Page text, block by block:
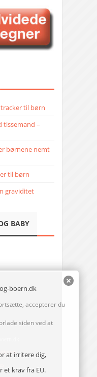
tracker til børn
tissemand –
børnene nemt
til børn
graviditet
BABY
boern.dk
accepterer du
siden ved at
at irritere dig,
et krav fra EU.